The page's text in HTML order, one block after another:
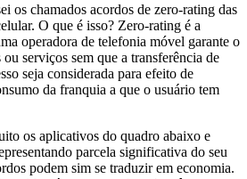
os chamados acordos de zero-rating das
O que é isso? Zero-rating é a
operadora de telefonia móvel garante o
serviços sem que a transferência de
seja considerada para efeito de
da franquia a que o usuário tem
os aplicativos do quadro abaixo e
parcela significativa do seu
podem sim se traduzir em economia.